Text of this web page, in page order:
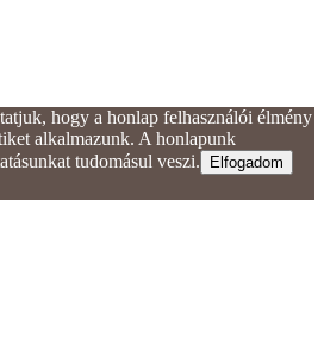
hogy a honlap felhasználói élmény
alkalmazunk. A honlapunk
tudomásul veszi.
Elfogadom